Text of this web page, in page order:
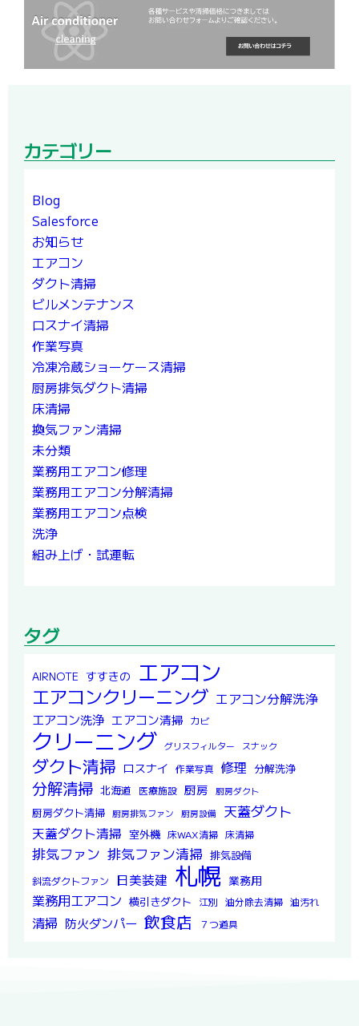
カテゴリー
Blog
Salesforce
お知らせ
エアコン
ダクト清掃
ビルメンテナンス
ロスナイ清掃
作業写真
冷凍冷蔵ショーケース清掃
厨房排気ダクト清掃
床清掃
換気ファン清掃
未分類
業務用エアコン修理
業務用エアコン分解清掃
業務用エアコン点検
洗浄
組み上げ・試運転
タグ
AIRNOTE すすきの エアコン
エアコンクリーニング エアコン分解洗浄
エアコン洗浄 エアコン清掃 カビ
クリーニング グリスフィルター スナック
ダクト清掃 ロスナイ 作業写真 修理 分解洗浄
分解清掃 北海道 医療施設 厨房 厨房ダクト
厨房ダクト清掃 厨房排気ファン 厨房設備 天蓋ダクト
天蓋ダクト清掃 室外機 床WAX清掃 床清掃
排気ファン 排気ファン清掃 排気設備
斜流ダクトファン 日美装建 札幌 業務用
業務用エアコン 横引きダクト 江別 油分除去清掃 油汚れ
清掃 防火ダンパー 飲食店 ７つ道具